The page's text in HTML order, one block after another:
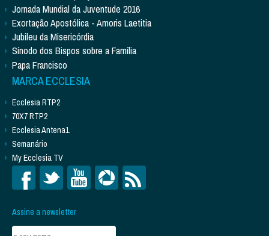
Jornada Mundial da Juventude 2016
Exortação Apostólica - Amoris Laetitia
Jubileu da Misericórdia
Sínodo dos Bispos sobre a Família
Papa Francisco
MARCA ECCLESIA
Ecclesia RTP2
70X7 RTP2
Ecclesia Antena1
Semanário
My Ecclesia TV
Assine a newsletter